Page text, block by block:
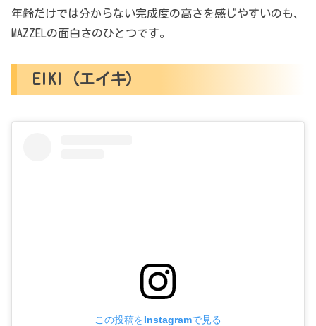
年齢だけでは分からない完成度の高さを感じやすいのも、
MAZZELの面白さのひとつです。
EIKI（エイキ）
この投稿をInstagramで見る